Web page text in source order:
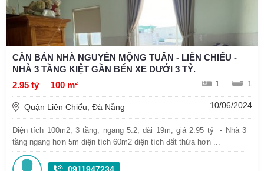
CẦN BÁN NHÀ NGUYỄN MỘNG TUÂN - LIÊN CHIỂU -
NHÀ 3 TẦNG KIỆT GẦN BẾN XE DƯỚI 3 TỶ.
2.95 tỷ
100 m² 1 1
Quận Liên Chiểu, Đà Nẵng 10/06/2024
Diện tích 100m2, 3 tầng, ngang 5.2, dài 19m, giá 2.95 tỷ - Nhà 3
tầng ngang hơn 5m diện tích 60m2 diện tích đất thừa hơn ...
0911947234